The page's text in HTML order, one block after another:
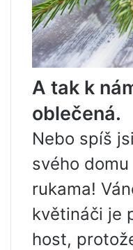
A tak k
oblečená.
Nebo spíš
svého
rukama!
květináči je
host,